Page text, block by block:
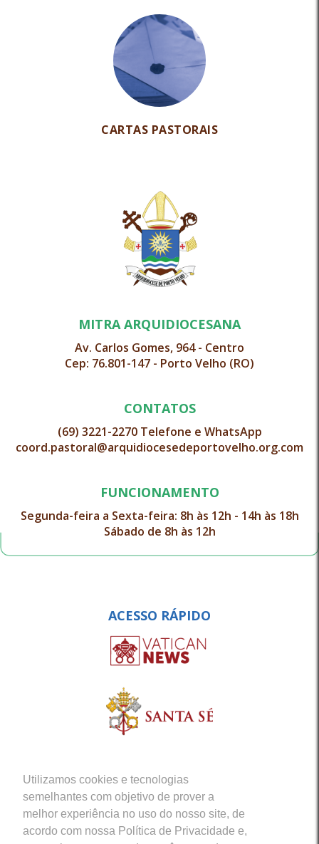
Utilizamos cookies e tecnologias
semelhantes com objetivo de prover a
melhor experiência no uso do nosso site, de
acordo com nossa Política de Privacidade e,
CARTAS PASTORAIS
MITRA ARQUIDIOCESANA
Av. Carlos Gomes, 964 - Centro
Cep: 76.801-147 - Porto Velho (RO)
CONTATOS
(69) 3221-2270 Telefone e WhatsApp
coord.pastoral@arquidiocesedeportovelho.org.com
FUNCIONAMENTO
Segunda-feira a Sexta-feira: 8h às 12h - 14h às 18h
Sábado de 8h às 12h
ACESSO RÁPIDO